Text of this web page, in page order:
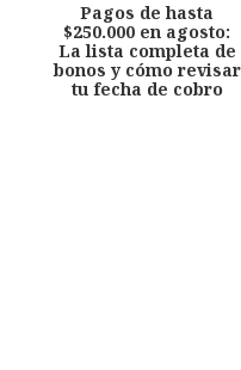
Pagos de hasta
$250.000 en agosto:
La lista completa de
bonos y cómo revisar
tu fecha de cobro